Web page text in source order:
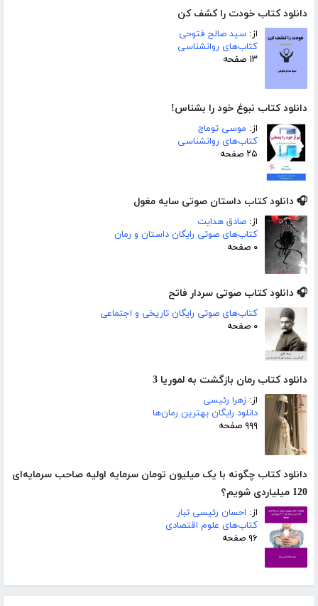
دانلود کتاب خودت را کشف کن
از: سید صالح فتوحی
کتاب‌های روانشناسی
۱۳ صفحه
دانلود کتاب نبوغ خود را بشناس!
از: موسی توماج
کتاب‌های روانشناسی
۲۵ صفحه
🎧 دانلود کتاب داستان صوتی سایه مغول
از: صادق هدایت
کتاب‌های صوتی رایگان داستان و رمان
۰ صفحه
🎧 دانلود کتاب صوتی سردار فاتح
کتاب‌های صوتی رایگان تاریخی و اجتماعی
۰ صفحه
دانلود کتاب رمان بازگشت به لموریا 3
از: زهرا رئیسی
دانلود رایگان بهترین رمان‌ها
۹۹۹ صفحه
دانلود کتاب چگونه با یک میلیون تومان سرمایه اولیه صاحب سرمایه‌ای
120 میلیاردی شویم؟
از: احسان رئیسی تبار
کتاب‌های علوم اقتصادی
۹۶ صفحه